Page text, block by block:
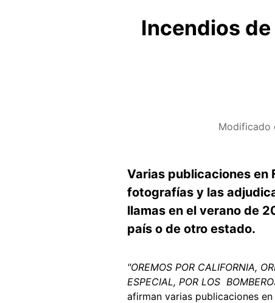
Incendios
Modificado
Varias publicaciones en
fotografías y las
llamas en el verano de
país o de otro estado.
"OREMOS POR CALIFORNIA,
ESPECIAL, POR LOS
afirman varias publicaciones